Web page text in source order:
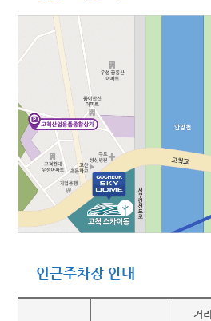
인근주차장 안내
거리